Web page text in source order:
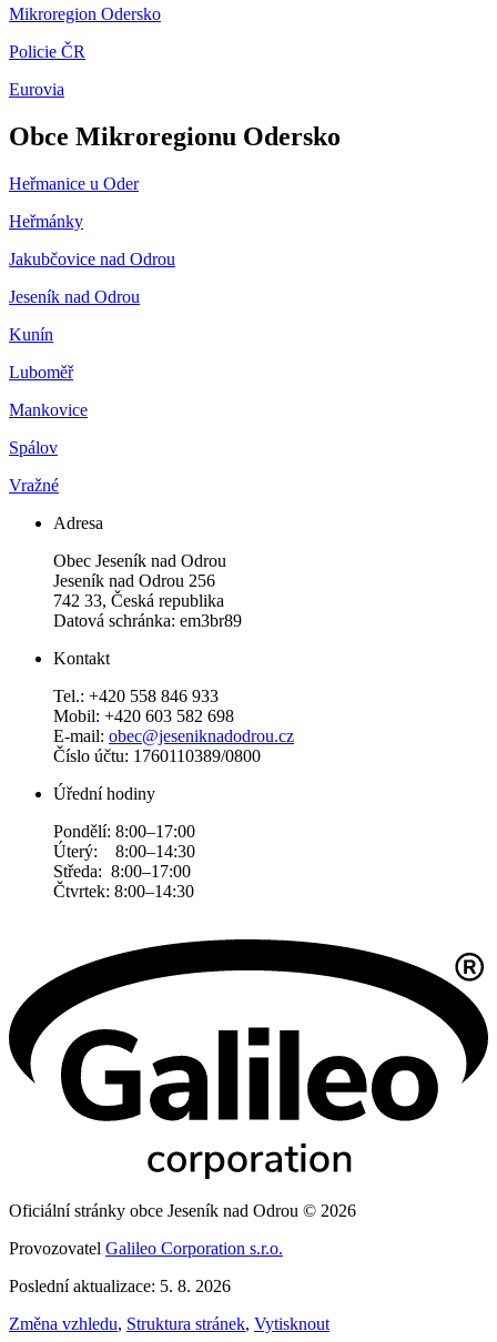
Mikroregion Odersko
Policie ČR
Eurovia
Obce Mikroregionu Odersko
Heřmanice u Oder
Heřmánky
Jakubčovice nad Odrou
Jeseník nad Odrou
Kunín
Luboměř
Mankovice
Spálov
Vražné
Adresa
Obec Jeseník nad Odrou
Jeseník nad Odrou 256
742 33, Česká republika
Datová schránka: em3br89
Kontakt
Tel.: +420 558 846 933
Mobil: +420 603 582 698
E-mail: obec@jeseniknadodrou.cz
Číslo účtu: 1760110389/0800
Úřední hodiny
Pondělí: 8:00–17:00
Úterý: 8:00–14:30
Středa: 8:00–17:00
Čtvrtek: 8:00–14:30
Oficiální stránky obce Jeseník nad Odrou © 2026
Provozovatel Galileo Corporation s.r.o.
Poslední aktualizace: 5. 8. 2026
Změna vzhledu, Struktura stránek, Vytisknout